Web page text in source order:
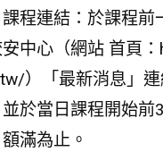
課程連結：於課程前
中心（網站 首頁
）「最新消息」
於當日課程開始前
滿為止。